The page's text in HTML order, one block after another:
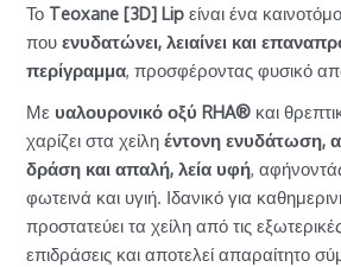
Το Teoxane [3D] Lip είναι ένα
πουενυδατώνει, λειαίνει και
περίγραμμα , προσφέροντας φυσικό
Με υαλουρονικό οξύ RHA® και
χαρίζει στα χείληέντονη ενυδάτωση,
δράση και απαλή, λεία υφή,
φωτεινά και υγιή. Ιδανικό για
προστατεύει τα χείλη από τις
επιδράσεις και αποτελεί απαραίτητο